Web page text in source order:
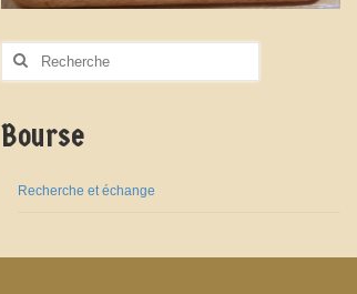
Rechercher
Bourse
Recherche et échange